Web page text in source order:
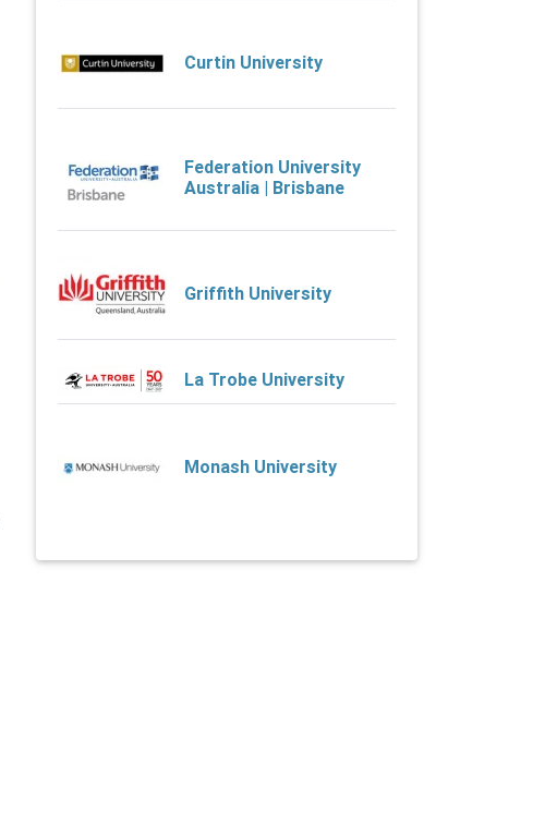
Curtin University
Federation University
Australia | Brisbane
Griffith University
La Trobe University
Monash University